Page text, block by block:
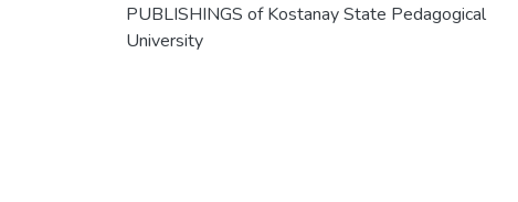
PUBLISHINGS of Kostanay State Pedagogical
University